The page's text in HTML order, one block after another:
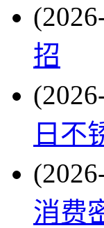
招
日不
消费